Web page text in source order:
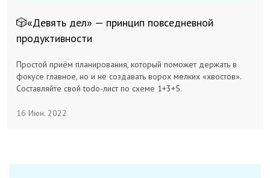
Исполнителям
Заказчикам
🎲«Девять дел» — принцип повседневной
продуктивности
Простой приём планирования, который поможет держать в
фокусе главное, но и не создавать ворох мелких «хвостов».
Составляйте свой todo-лист по схеме 1+3+5.
16 Июн. 2022